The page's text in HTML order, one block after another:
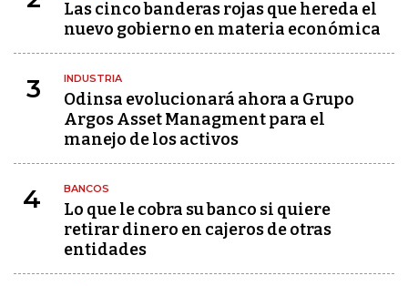
Las cinco banderas rojas que hereda el
nuevo gobierno en materia económica
3 INDUSTRIA
Odinsa evolucionará ahora a Grupo
Argos Asset Managment para el
manejo de los activos
4 BANCOS
Lo que le cobra su banco si quiere
retirar dinero en cajeros de otras
entidades